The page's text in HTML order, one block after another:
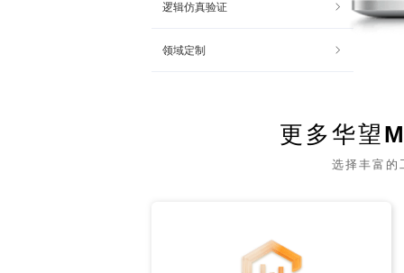
逻辑仿真验证
领域定制
更多华望
选择丰富的